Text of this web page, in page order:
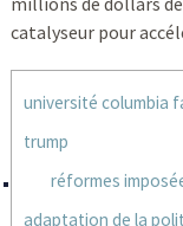
catalyseur pour
université columbia
trump
réformes
adaptation de la